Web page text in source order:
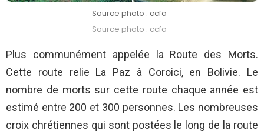
Source photo : ccfa
Source photo : ccfa
Plus communément appelée la Route des Morts.
Cette route relie La Paz à Coroici, en Bolivie. Le
nombre de morts sur cette route chaque année est
estimé entre 200 et 300 personnes. Les nombreuses
croix chrétiennes qui sont postées le long de la route